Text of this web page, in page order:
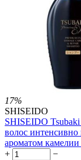
17%
SHISEIDO
SHISEIDO
волос
ароматом
+
−